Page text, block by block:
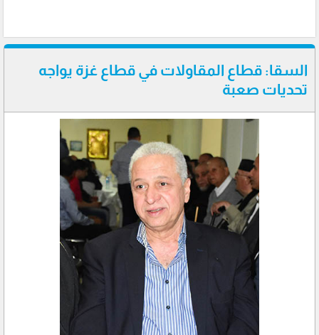
السقا: قطاع المقاولات في قطاع غزة يواجه
تحديات صعبة